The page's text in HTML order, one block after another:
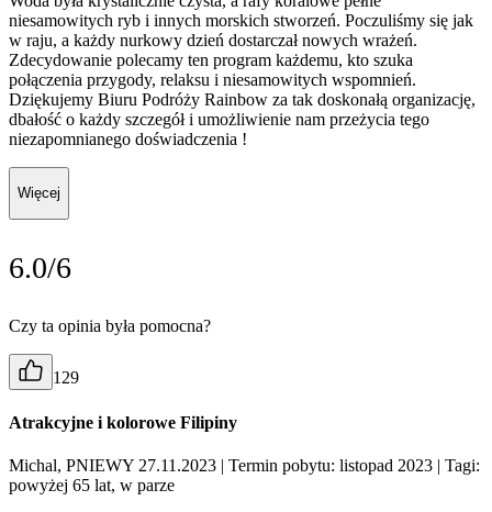
niesamowitych ryb i innych morskich stworzeń. Poczuliśmy się jak
w raju, a każdy nurkowy dzień dostarczał nowych wrażeń.
Zdecydowanie polecamy ten program każdemu, kto szuka
połączenia przygody, relaksu i niesamowitych wspomnień.
Dziękujemy Biuru Podróży Rainbow za tak doskonałą organizację,
dbałość o każdy szczegół i umożliwienie nam przeżycia tego
niezapomnianego doświadczenia !
Więcej
6.0/6
Czy ta opinia była pomocna?
129
Atrakcyjne i kolorowe Filipiny
Michal, PNIEWY 27.11.2023 | Termin pobytu: listopad 2023 | Tagi:
powyżej 65 lat, w parze